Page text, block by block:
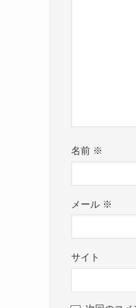
バカイト氏は
名前 ※
メール ※
サイト